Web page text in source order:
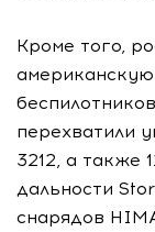
Кроме того,
перехватили
3212, а также
дальности
снарядов